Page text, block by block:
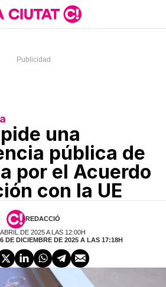
una
pública de
por el Acuerdo
con la UE
REDACCIÓ
DE 2025 A LAS 12:00H
DE DICIEMBRE DE 2025 A LAS 17:18H